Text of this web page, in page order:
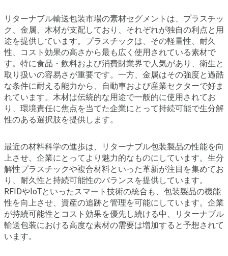
リターナブル輸送包装市場の素材セグメントは、プラスチッ
ク、金属、木材が支配しており、それぞれが独自の利点と用
途を提供しています。プラスチックは、その軽量性、耐久
性、コスト効果の高さから最も広く使用されている素材で
す。特に食品・飲料および消費財業界で人気があり、衛生と
取り扱いの容易さが重要です。一方、金属はその強度と過酷
な条件に耐える能力から、自動車および産業セクターで好ま
れています。木材は伝統的な用途で一般的に使用されてお
り、環境責任に焦点を当てた企業にとって持続可能で生分解
性のある選択肢を提供します。
最近の材料科学の進歩は、リターナブル包装製品の性能を向
上させ、企業にとってより魅力的なものにしています。生分
解性プラスチックや複合材料といった革新が注目を集めてお
り、耐久性と持続可能性のバランスを提供しています。
RFIDやIoTといったスマート技術の統合も、包装製品の機能
性を向上させ、資産の追跡と管理を可能にしています。企業
が持続可能性とコスト効果を優先し続ける中、リターナブル
輸送包装における高度な素材の需要は増加すると予想されて
います。